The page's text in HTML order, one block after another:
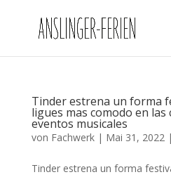
Tinder estrena un forma
ligues mas comodo en
eventos musicales
von Fachwerk| Mai 31, 2022|
Tinder estrena un forma